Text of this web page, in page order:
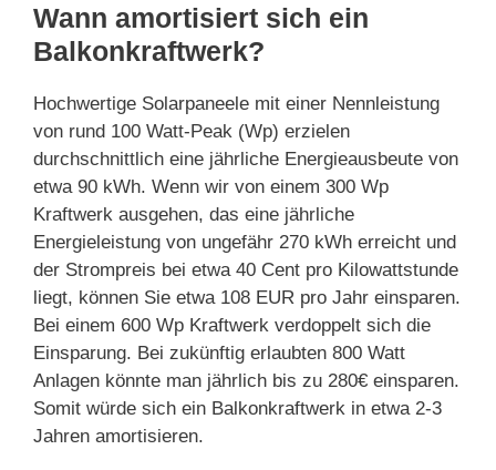
Wann amortisiert sich ein
Balkonkraftwerk?
Hochwertige Solarpaneele mit einer Nennleistung
von rund 100 Watt-Peak (Wp) erzielen
durchschnittlich eine jährliche Energieausbeute von
etwa 90 kWh. Wenn wir von einem 300 Wp
Kraftwerk ausgehen, das eine jährliche
Energieleistung von ungefähr 270 kWh erreicht und
der Strompreis bei etwa 40 Cent pro Kilowattstunde
liegt, können Sie etwa 108 EUR pro Jahr einsparen.
Bei einem 600 Wp Kraftwerk verdoppelt sich die
Einsparung. Bei zukünftig erlaubten 800 Watt
Anlagen könnte man jährlich bis zu 280€ einsparen.
Somit würde sich ein Balkonkraftwerk in etwa 2-3
Jahren amortisieren.